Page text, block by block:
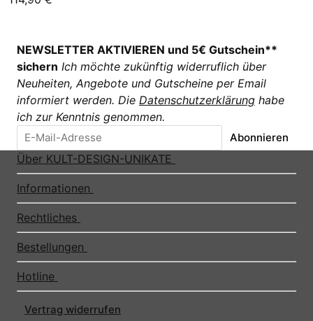
NEWSLETTER AKTIVIEREN und 5€ Gutschein**
sichern Ich möchte zukünftig widerruflich über
Neuheiten, Angebote und Gutscheine per Email
informiert werden. Die Datenschutzerklärung habe
ich zur Kenntnis genommen.
Abonnieren
Über KULT-DESIGN-UNIKATE
Informationen
Rechtliches
Bestellungen
Hotline
Vertrag widerrufen